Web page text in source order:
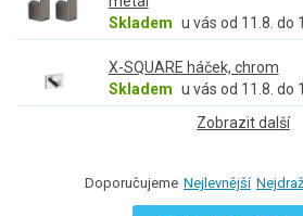
Skladem u vás od 11.8. do
X-SQUARE háček, chrom
Skladem u vás od 11.8. do
Zobrazit další
Doporučujeme Nejlevnější